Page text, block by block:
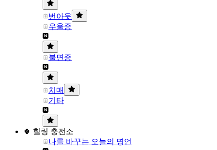
번아웃
우울증
불면증
치매
기타
🍀 힐링 충전소
나를 바꾸는 오늘의 명언